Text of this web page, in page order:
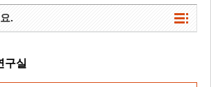
.
구실